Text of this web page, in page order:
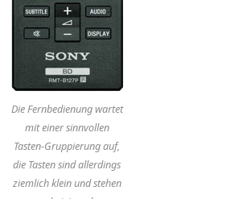
Die Fernbedienung wartet
mit einer sinnvollen
Tasten-Gruppierung auf,
die Tasten sind allerdings
ziemlich klein und stehen